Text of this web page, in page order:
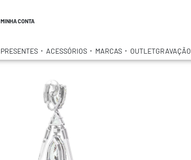
MINHA CONTA
PRESENTES ACESSÓRIOS MARCAS OUTLETGRAVAÇÃO